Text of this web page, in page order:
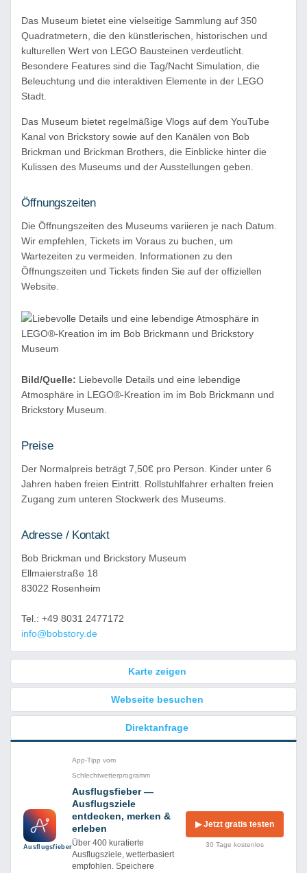
Das Museum bietet eine vielseitige Sammlung auf 350
Quadratmetern, die den künstlerischen, historischen und
kulturellen Wert von LEGO Bausteinen verdeutlicht.
Besondere Features sind die Tag/Nacht Simulation, die
Beleuchtung und die interaktiven Elemente in der LEGO
Stadt.
Das Museum bietet regelmäßige Vlogs auf dem YouTube
Kanal von Brickstory sowie auf den Kanälen von Bob
Brickman und Brickman Brothers, die Einblicke hinter die
Kulissen des Museums und der Ausstellungen geben.
Öffnungszeiten
Die Öffnungszeiten des Museums variieren je nach Datum.
Wir empfehlen, Tickets im Voraus zu buchen, um
Wartezeiten zu vermeiden. Informationen zu den
Öffnungszeiten und Tickets finden Sie auf der offiziellen
Website.
Bild/Quelle: Liebevolle Details und eine lebendige
Atmosphäre in LEGO®-Kreation im im Bob Brickmann und
Brickstory Museum.
Preise
Der Normalpreis beträgt 7,50€ pro Person. Kinder unter 6
Jahren haben freien Eintritt. Rollstuhlfahrer erhalten freien
Zugang zum unteren Stockwerk des Museums.
Adresse / Kontakt
Bob Brickman und Brickstory Museum
Ellmaierstraße 18
83022 Rosenheim
Tel.: +49 8031 2477172
info@bobstory.de
Karte zeigen
Webseite besuchen
Direktanfrage
Ausflug­sfieber
App-Tipp vom
Schlechtwetterprogramm
Ausflugsfieber —
Ausflugsziele
entdecken, merken &
erleben
Über 400 kuratierte
Ausflugsziele, wetterbasiert
empfohlen. Speichere
▶ Jetzt gratis testen
30 Tage kostenlos